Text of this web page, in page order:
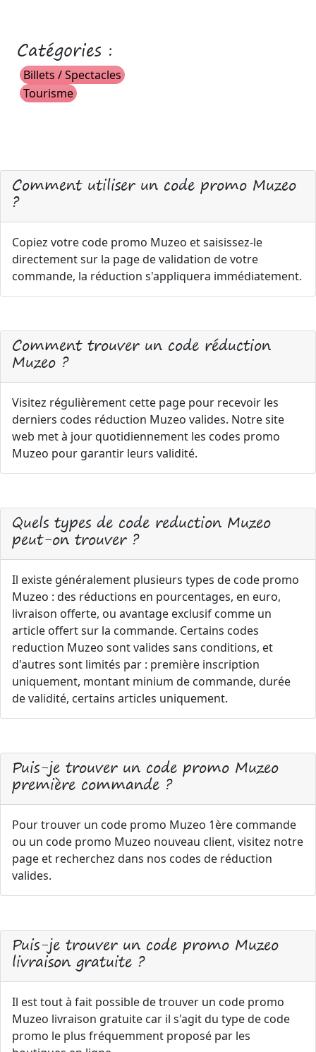
Catégories :
Billets / Spectacles
Tourisme
Comment utiliser un code promo Muzeo
?
Copiez votre code promo Muzeo et saisissez-le
directement sur la page de validation de votre
commande, la réduction s'appliquera immédiatement.
Comment trouver un code réduction
Muzeo ?
Visitez régulièrement cette page pour recevoir les
derniers codes réduction Muzeo valides. Notre site
web met à jour quotidiennement les codes promo
Muzeo pour garantir leurs validité.
Quels types de code reduction Muzeo
peut-on trouver ?
Il existe généralement plusieurs types de code promo
Muzeo : des réductions en pourcentages, en euro,
livraison offerte, ou avantage exclusif comme un
article offert sur la commande. Certains codes
reduction Muzeo sont valides sans conditions, et
d'autres sont limités par : première inscription
uniquement, montant minium de commande, durée
de validité, certains articles uniquement.
Puis-je trouver un code promo Muzeo
première commande ?
Pour trouver un code promo Muzeo 1ère commande
ou un code promo Muzeo nouveau client, visitez notre
page et recherchez dans nos codes de réduction
valides.
Puis-je trouver un code promo Muzeo
livraison gratuite ?
Il est tout à fait possible de trouver un code promo
Muzeo livraison gratuite car il s'agit du type de code
promo le plus fréquemment proposé par les